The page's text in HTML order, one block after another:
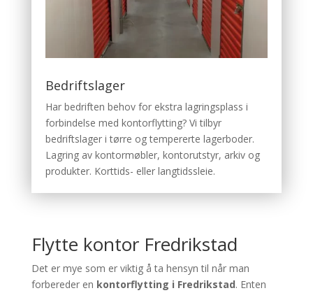
Bedriftslager
Har bedriften behov for ekstra lagringsplass i
forbindelse med kontorflytting? Vi tilbyr
bedriftslager i tørre og tempererte lagerboder.
Lagring av kontormøbler, kontorutstyr, arkiv og
produkter. Korttids- eller langtidssleie.
Flytte kontor Fredrikstad
Det er mye som er viktig å ta hensyn til når man
forbereder en kontorflytting i Fredrikstad. Enten